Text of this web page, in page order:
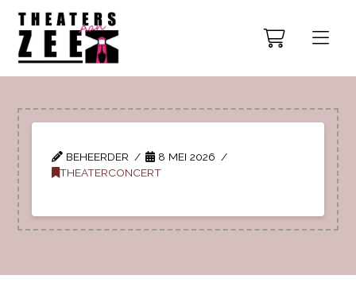
BEHEERDER
8 MEI 2026
THEATERCONCERT